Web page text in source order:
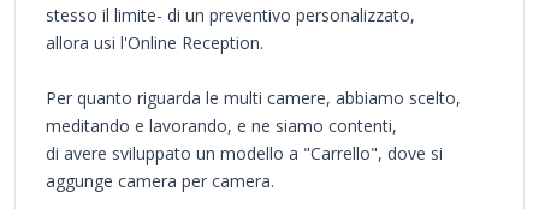
stesso il limite- di un preventivo personalizzato,
allora usi l'Online Reception.
Per quanto riguarda le multi camere, abbiamo scelto,
meditando e lavorando, e ne siamo contenti,
di avere sviluppato un modello a "Carrello", dove si
aggunge camera per camera.